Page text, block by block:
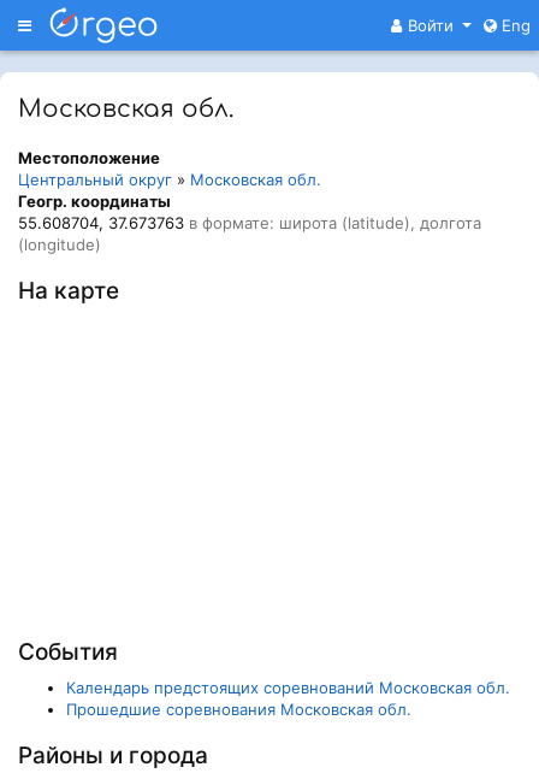
Меню Войти Eng
Московская обл.
Местоположение
Центральный округ » Московская обл.
Геогр. координаты
55.608704, 37.673763 в формате: широта (latitude), долгота
(longitude)
На карте
События
Календарь предстоящих соревнований Московская обл.
Прошедшие соревнования Московская обл.
Районы и города